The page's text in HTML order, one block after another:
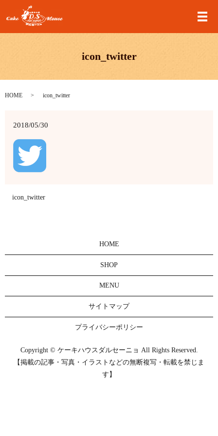
メ
icon_twitter
HOME icon_twitter
2018/05/30
icon_twitter
HOME
SHOP
MENU
サイトマップ
プライバシーポリシー
Copyright © ケーキハウスダルセーニョ All Rights Reserved.
【掲載の記事・写真・イラストなどの無断複写・転載を禁じま
す】